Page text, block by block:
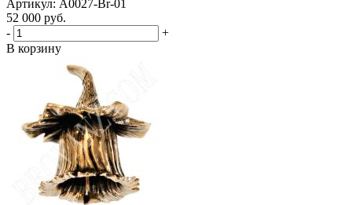
Артикул: A0027-Br-01
52 000 руб.
-
+
В корзину